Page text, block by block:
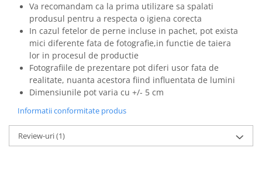
Va recomandam ca la prima utilizare sa spalati
produsul pentru a respecta o igiena corecta
In cazul fetelor de perne incluse in pachet, pot exista
mici diferente fata de fotografie,in functie de taiera
lor in procesul de productie
Fotografiile de prezentare pot diferi usor fata de
realitate, nuanta acestora fiind influentata de lumini
Dimensiunile pot varia cu +/- 5 cm
Informatii conformitate produs
Review-uri(1)